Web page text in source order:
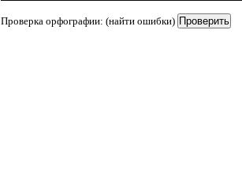
Проверка орфографии: (найти ошибки)